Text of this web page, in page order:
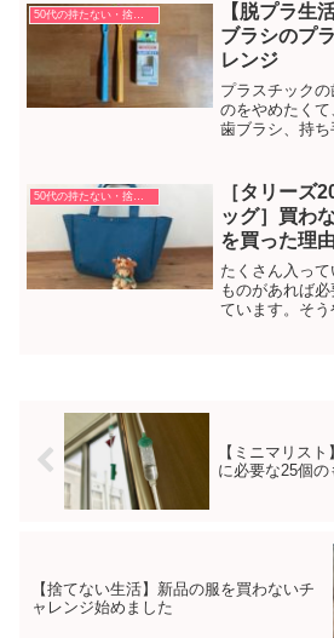
50代の持たない・捨てない暮らし方
【脱プラ生
ブラシのプ
レンジ
プラスチック
のをやめたく
歯ブラシ、持ち
［タリーズ
ッグ］買わ
を買った理由
たくさん入っ
ものがあれば
ています。そう
【ミニマリス
に必要な25個の
【捨てない生活】新品の服を買わないチ
ャレンジ始めました